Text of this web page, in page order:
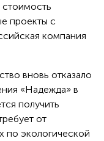
проекты с
компания
вновь отказало
«Надежда» в
получить
от
по экологической